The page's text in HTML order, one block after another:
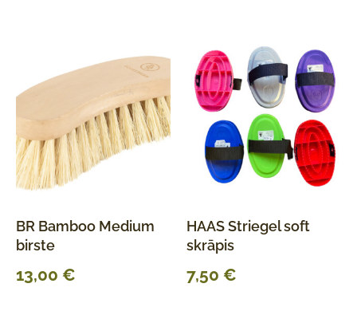
BR Bamboo Medium
birste
13,00 €
HAAS Striegel soft
skrāpis
7,50 €